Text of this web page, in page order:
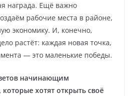
награда. Ещё важно
рабочие места в районе,
экономику. И, конечно,
растёт: каждая новая точка,
— это маленькие победы.
начинающим
хотят открыть своё